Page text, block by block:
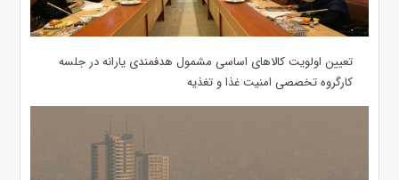
تعیین اولویت کالاهای اساسی مشمول هدفمندی یارانه در جلسه
کارگروه تخصصی امنیت غذا و تغذیه